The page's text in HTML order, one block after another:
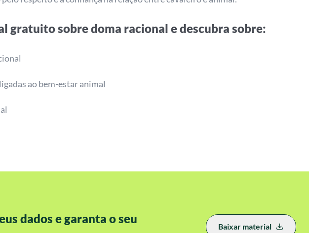
gratuito sobre doma racional e descubra sobre:
ao bem-estar animal
dados e garanta o seu
Baixar material